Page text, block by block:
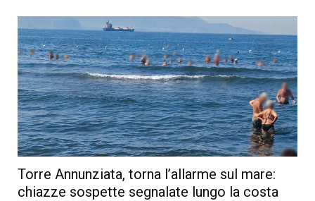
Torre Annunziata, torna l’allarme sul mare:
chiazze sospette segnalate lungo la costa